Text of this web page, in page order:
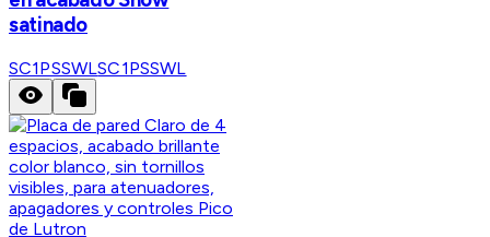
satinado
SC1PSSWLSC1PSSWL